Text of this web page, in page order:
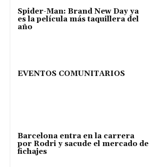
Spider-Man: Brand New Day ya
es la película más taquillera del
año
EVENTOS COMUNITARIOS
Barcelona entra en la carrera
por Rodri y sacude el mercado de
fichajes